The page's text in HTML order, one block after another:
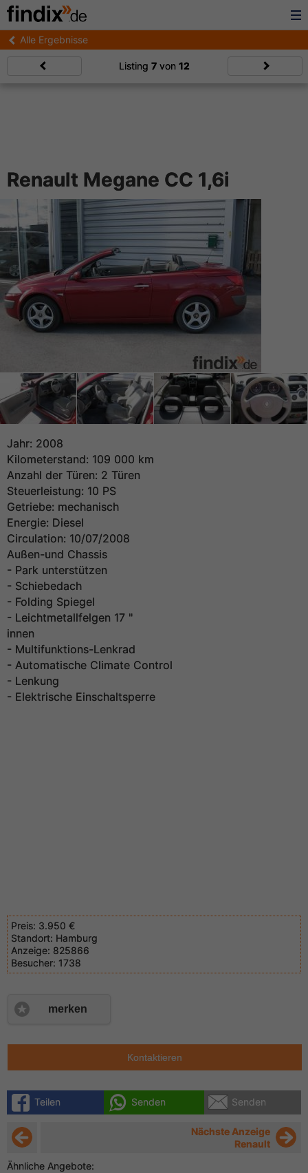
Alle Ergebnisse
Listing 7von 12
Renault Megane CC 1,6i
Jahr: 2008
Kilometerstand: 109 000 km
Anzahl der Türen: 2 Türen
Steuerleistung: 10 PS
Getriebe: mechanisch
Energie: Diesel
Circulation: 10/07/2008
Außen-und Chassis
- Park unterstützen
- Schiebedach
- Folding Spiegel
- Leichtmetallfelgen 17 "
innen
- Multifunktions-Lenkrad
- Automatische Climate Control
- Lenkung
- Elektrische Einschaltsperre
Preis: 3.950 €
Standort: Hamburg
Anzeige: 825866
Besucher: 1738
merken
Kontaktieren
Teilen Senden Senden
Nächste Anzeige
Renault
Ähnliche Angebote: